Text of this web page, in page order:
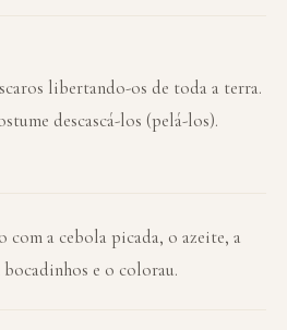
libertando-os de toda a terra.
descascá-los (pelá-los).
com a cebola picada, o azeite, a
e o colorau.